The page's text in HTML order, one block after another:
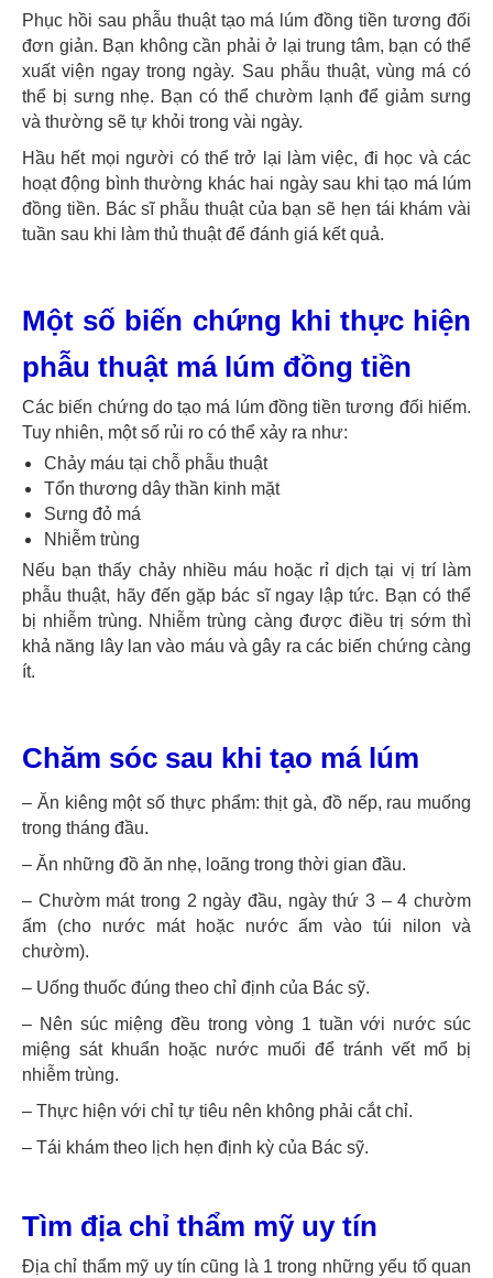
Phục hồi sau phẫu thuật tạo má lúm đồng tiền tương đối
đơn giản. Bạn không cần phải ở lại trung tâm, bạn có thể
xuất viện ngay trong ngày. Sau phẫu thuật, vùng má có
thể bị sưng nhẹ. Bạn có thể chườm lạnh để giảm sưng
và thường sẽ tự khỏi trong vài ngày.
Hầu hết mọi người có thể trở lại làm việc, đi học và các
hoạt động bình thường khác hai ngày sau khi tạo má lúm
đồng tiền. Bác sĩ phẫu thuật của bạn sẽ hẹn tái khám vài
tuần sau khi làm thủ thuật để đánh giá kết quả.
Một số biến chứng khi thực hiện
phẫu thuật má lúm đồng tiền
Các biến chứng do tạo má lúm đồng tiền tương đối hiếm.
Tuy nhiên, một số rủi ro có thể xảy ra như:
Chảy máu tại chỗ phẫu thuật
Tổn thương dây thần kinh mặt
Sưng đỏ má
Nhiễm trùng
Nếu bạn thấy chảy nhiều máu hoặc rỉ dịch tại vị trí làm
phẫu thuật, hãy đến gặp bác sĩ ngay lập tức. Bạn có thể
bị nhiễm trùng. Nhiễm trùng càng được điều trị sớm thì
khả năng lây lan vào máu và gây ra các biến chứng càng
ít.
Chăm sóc sau khi tạo má lúm
– Ăn kiêng một số thực phẩm: thịt gà, đồ nếp, rau muống
trong tháng đầu.
– Ăn những đồ ăn nhẹ, loãng trong thời gian đầu.
– Chườm mát trong 2 ngày đầu, ngày thứ 3 – 4 chườm
ấm (cho nước mát hoặc nước ấm vào túi nilon và
chườm).
– Uống thuốc đúng theo chỉ định của Bác sỹ.
– Nên súc miệng đều trong vòng 1 tuần với nước súc
miệng sát khuẩn hoặc nước muối để tránh vết mổ bị
nhiễm trùng.
– Thực hiện với chỉ tự tiêu nên không phải cắt chỉ.
– Tái khám theo lịch hẹn định kỳ của Bác sỹ.
Tìm địa chỉ thẩm mỹ uy tín
Địa chỉ thẩm mỹ uy tín cũng là 1 trong những yếu tố quan